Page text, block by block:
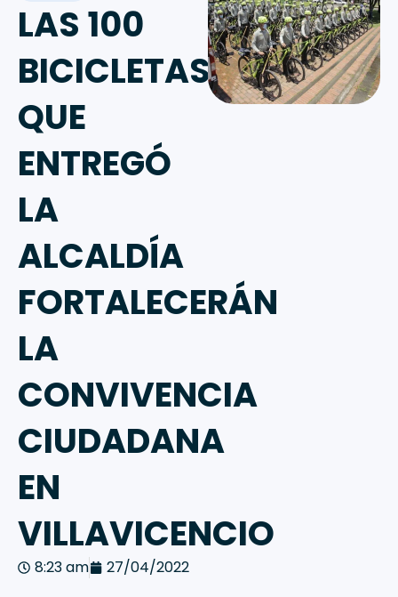
LAS 100
BICICLETAS
QUE
ENTREGÓ
LA
ALCALDÍA
FORTALECERÁN
LA
CONVIVENCIA
CIUDADANA
EN
VILLAVICENCIO
8:23 am 27/04/2022